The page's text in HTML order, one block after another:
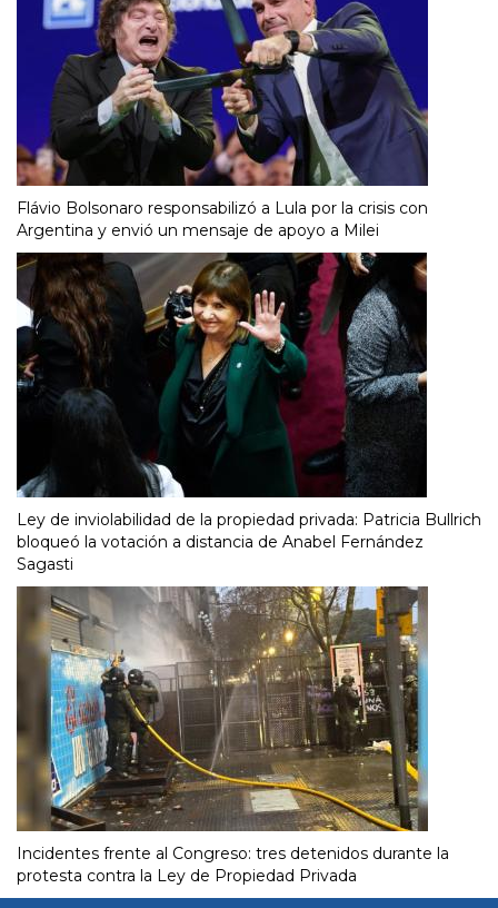
Flávio Bolsonaro responsabilizó a Lula por la crisis con
Argentina y envió un mensaje de apoyo a Milei
Ley de inviolabilidad de la propiedad privada: Patricia Bullrich
bloqueó la votación a distancia de Anabel Fernández
Sagasti
Incidentes frente al Congreso: tres detenidos durante la
protesta contra la Ley de Propiedad Privada